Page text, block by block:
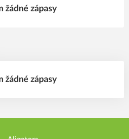
žádné zápasy
žádné zápasy